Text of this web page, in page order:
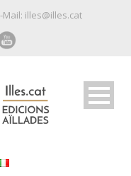
Mail: illes@illes.cat